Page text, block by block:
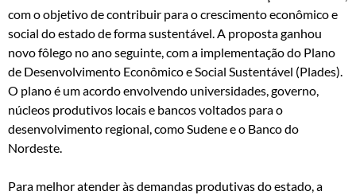
com o objetivo de contribuir para o crescimento econômico e
social do estado de forma sustentável. A proposta ganhou
novo fôlego no ano seguinte, com a implementação do Plano
de Desenvolvimento Econômico e Social Sustentável (Plades).
O plano é um acordo envolvendo universidades, governo,
núcleos produtivos locais e bancos voltados para o
desenvolvimento regional, como Sudene e o Banco do
Nordeste.
Para melhor atender às demandas produtivas do estado, a